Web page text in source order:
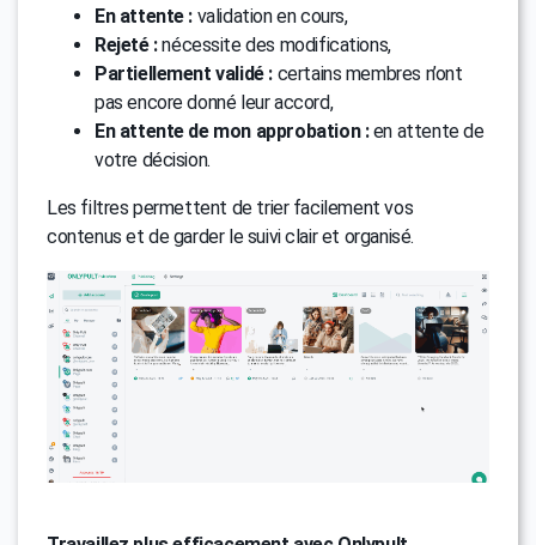
En attente : validation en cours,
Rejeté :nécessite des modifications,
Partiellement validé :certains membres n’ont
pas encore donné leur accord,
En attente de mon approbation :en attente de
votre décision.
Les filtres permettent de trier facilement vos
contenus et de garder le suivi clair et organisé.